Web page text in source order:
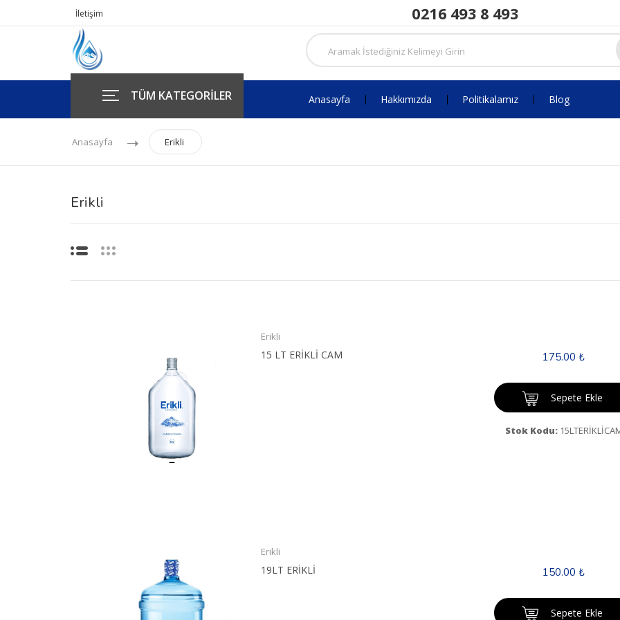
İletişim 0216 493 8 493
TÜM KATEGORİLER Anasayfa Hakkımızda Politikalamız Blog
Anasayfa Erikli
Erikli
Erikli
15 LT ERİKLİ CAM 175.00 ₺
Sepete Ekle
Stok Kodu:
Erikli
19LT ERİKLİ 150.00 ₺
Sepete Ekle